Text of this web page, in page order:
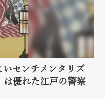
センチメンタリズ
は優れた江戸の警察